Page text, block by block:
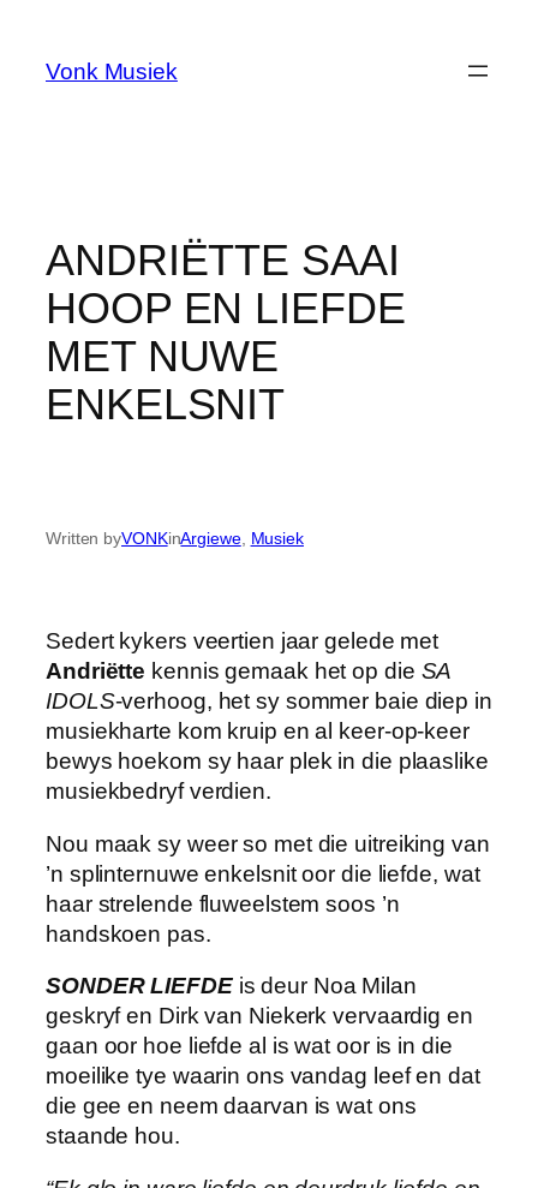
content
Vonk Musiek
ANDRIËTTE SAAI
HOOP EN LIEFDE
MET NUWE
ENKELSNIT
Written byVONKinArgiewe, Musiek
Sedert kykers veertien jaar gelede met
Andriëtte kennis gemaak het op die SA
IDOLS-verhoog, het sy sommer baie diep in
musiekharte kom kruip en al keer-op-keer
bewys hoekom sy haar plek in die plaaslike
musiekbedryf verdien.
Nou maak sy weer so met die uitreiking van
’n splinternuwe enkelsnit oor die liefde, wat
haar strelende fluweelstem soos ’n
handskoen pas.
SONDER LIEFDEis deur Noa Milan
geskryf en Dirk van Niekerk vervaardig en
gaan oor hoe liefde al is wat oor is in die
moeilike tye waarin ons vandag leef en dat
die gee en neem daarvan is wat ons
staande hou.